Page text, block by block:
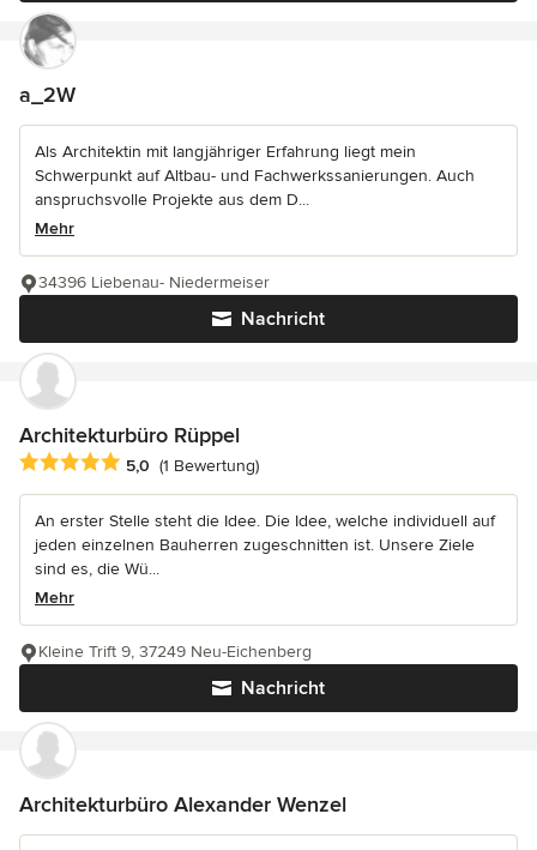
a_2W
Als Architektin mit langjähriger Erfahrung liegt mein
Schwerpunkt auf Altbau- und Fachwerkssanierungen. Auch
anspruchsvolle Projekte aus dem D...
Mehr
Nachricht
34396 Liebenau- Niedermeiser
Architekturbüro Rüppel
Durchschnittliche Bewertung: 5 von 5 Sternen
5,0 (1 Bewertung)
An erster Stelle steht die Idee. Die Idee, welche individuell auf
jeden einzelnen Bauherren zugeschnitten ist. Unsere Ziele
sind es, die Wü...
Mehr
Nachricht
Kleine Trift 9, 37249 Neu-Eichenberg
Architekturbüro Alexander Wenzel